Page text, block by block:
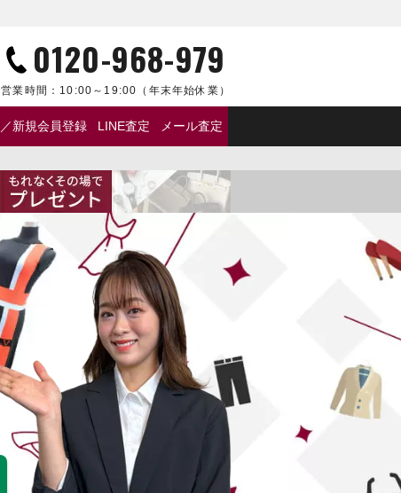
0120-968-979
営業時間： 10:00～19:00 （年末年始休業）
新規会員登録 LINE査定 メール査定